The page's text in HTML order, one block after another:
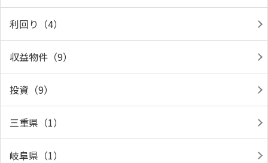
利回り（4）
収益物件（9）
投資（9）
三重県（1）
岐阜県（1）